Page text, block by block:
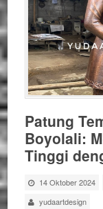
Patung
Boyolali:
Tinggi
14 Oktober 2024
yudaartdesign